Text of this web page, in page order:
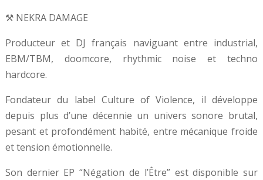
⚒️ NEKRA DAMAGE
Producteur et DJ français naviguant entre industrial,
EBM/TBM, doomcore, rhythmic noise et techno
hardcore.
Fondateur du label Culture of Violence, il développe
depuis plus d’une décennie un univers sonore brutal,
pesant et profondément habité, entre mécanique froide
et tension émotionnelle.
Son dernier EP “Négation de l’Être” est disponible sur